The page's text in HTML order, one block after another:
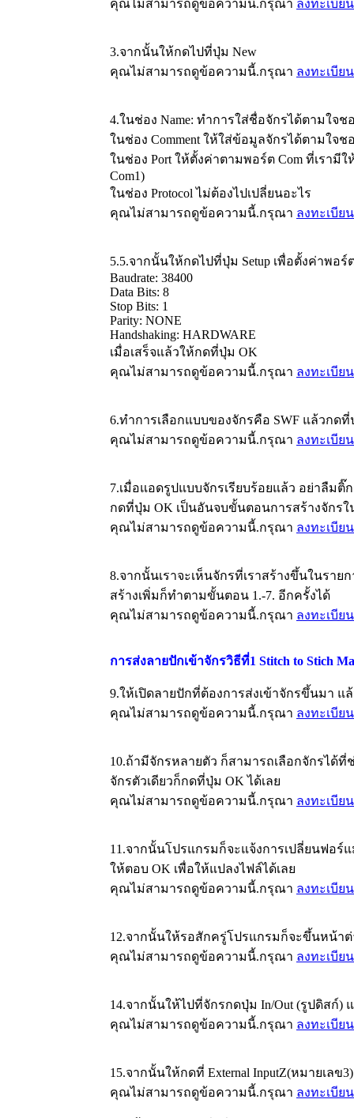
คุณไม่สามารถดูข้อความนี้.กรุณา ลงทะเบียน
3.จากนั้นให้กดไปที่ปุ่ม New
คุณไม่สามารถดูข้อความนี้.กรุณา ลงทะเบียน
4.ในช่อง Name: ทำการใส่ชื่อจักรได้ตามใจช
ในช่อง Comment ให้ใส่ข้อมูลจักรได้ตามใจ
ในช่อง Port ให้ตั้งค่าตามพอร์ต Com ที่เรามี
Com1)
ในช่อง Protocol ไม่ต้องไปเปลี่ยนอะไร
คุณไม่สามารถดูข้อความนี้.กรุณา ลงทะเบียน
5.5.จากนั้นให้กดไปที่ปุ่ม Setup เพื่อตั้งค่าพ
Baudrate: 38400
Data Bits: 8
Stop Bits: 1
Parity: NONE
Handshaking: HARDWARE
เมื่อเสร็จแล้วให้กดที่ปุ่ม OK
คุณไม่สามารถดูข้อความนี้.กรุณา ลงทะเบียน
6.ทำการเลือกแบบของจักรคือ SWF แล้วกด
คุณไม่สามารถดูข้อความนี้.กรุณา ลงทะเบียน
7.เมื่อแอดรูปแบบจักรเรียบร้อยแล้ว อย่าลืมติ๊
กดที่ปุ่ม OK เป็นอันจบขั้นตอนการสร้างจักรใ
คุณไม่สามารถดูข้อความนี้.กรุณา ลงทะเบียน
8.จากนั้นเราจะเห็นจักรที่เราสร้างขึ้นในรา
สร้างเพิ่มก็ทำตามขั้นตอน 1.-7. อีกครั้งได้
คุณไม่สามารถดูข้อความนี้.กรุณา ลงทะเบียน
การส่งลายปักเข้าจักรวิธีที่1 Stitch to Stich
9.ให้เปิดลายปักที่ต้องการส่งเข้าจักรขึ้นมา แล้
คุณไม่สามารถดูข้อความนี้.กรุณา ลงทะเบียน
10.ถ้ามีจักรหลายตัว ก็สามารถเลือกจักรได้ที่
จักรตัวเดียวก็กดที่ปุ่ม OK ได้เลย
คุณไม่สามารถดูข้อความนี้.กรุณา ลงทะเบียน
11.จากนั้นโปรแกรมก็จะแจ้งการเปลี่ยนฟอร์
ให้ตอบ OK เพื่อให้แปลงไฟล์ได้เลย
คุณไม่สามารถดูข้อความนี้.กรุณา ลงทะเบียน
12.จากนั้นให้รอสักครู่โปรแกรมก็จะขึ้นหน้าต่
คุณไม่สามารถดูข้อความนี้.กรุณา ลงทะเบียน
14.จากนั้นให้ไปที่จักรกดปุ่ม In/Out (รูปดิสก์)
คุณไม่สามารถดูข้อความนี้.กรุณา ลงทะเบียน
15.จากนั้นให้กดที่ External InputZ(หมายเลข
คุณไม่สามารถดูข้อความนี้.กรุณา ลงทะเบียน